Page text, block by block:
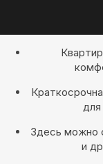
Здесь можно
и